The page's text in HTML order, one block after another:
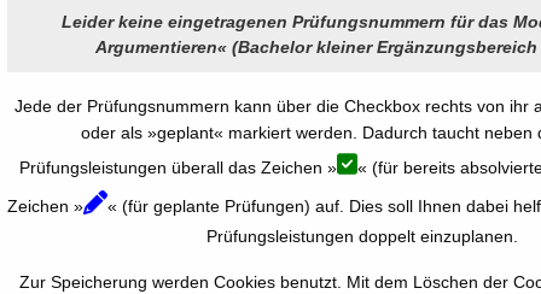
Leider keine eingetragenen Prüfungsnummern für das
Argumentieren« (Bachelor kleiner Ergänzungsbereich
Jede der Prüfungsnummern kann über die Checkbox rechts von ihr
oder als »geplant« markiert werden. Dadurch taucht neben
Prüfungsleistungen überall das Zeichen »
« (für bereits
Zeichen »
« (für geplante Prüfungen) auf. Dies soll Ihnen dabei
Prüfungsleistungen doppelt einzuplanen.
Zur Speicherung werden Cookies benutzt. Mit dem Löschen der